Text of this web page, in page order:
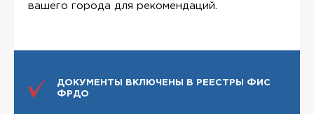
вашего города для рекомендаций.
ДОКУМЕНТЫ ВКЛЮЧЕНЫ В РЕЕСТРЫ ФИС
ФРДО